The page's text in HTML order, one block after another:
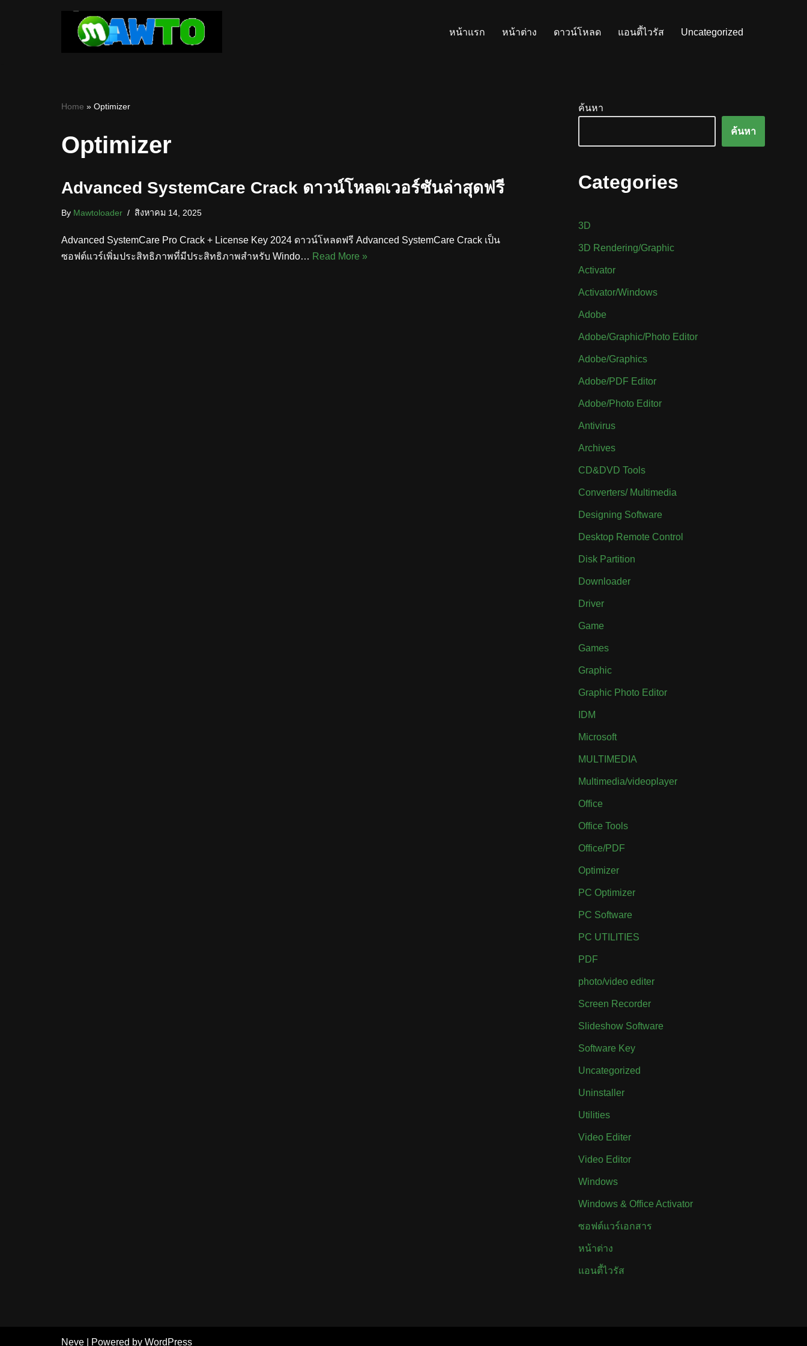
หน้าแรก หน้าต่าง ดาวน์โหลด แอนตี้ไวรัส Uncategorized
Home » Optimizer
Optimizer
Advanced SystemCare Crack ดาวน์โหลดเวอร์ชันล่าสุดฟรี
By Mawtoloader สิงหาคม 14, 2025
Advanced SystemCare Pro Crack + License Key 2024 ดาวน์โหลดฟรี Advanced SystemCare Crack เป็น
ซอฟต์แวร์เพิ่มประสิทธิภาพที่มีประสิทธิภาพสำหรับ Windo… Read More »
ค้นหา
ค้นหา
Categories
3D
3D Rendering/Graphic
Activator
Activator/Windows
Adobe
Adobe/Graphic/Photo Editor
Adobe/Graphics
Adobe/PDF Editor
Adobe/Photo Editor
Antivirus
Archives
CD&DVD Tools
Converters/ Multimedia
Designing Software
Desktop Remote Control
Disk Partition
Downloader
Driver
Game
Games
Graphic
Graphic Photo Editor
IDM
Microsoft
MULTIMEDIA
Multimedia/videoplayer
Office
Office Tools
Office/PDF
Optimizer
PC Optimizer
PC Software
PC UTILITIES
PDF
photo/video editer
Screen Recorder
Slideshow Software
Software Key
Uncategorized
Uninstaller
Utilities
Video Editer
Video Editor
Windows
Windows & Office Activator
ซอฟต์แวร์เอกสาร
หน้าต่าง
แอนตี้ไวรัส
Neve | Powered by WordPress